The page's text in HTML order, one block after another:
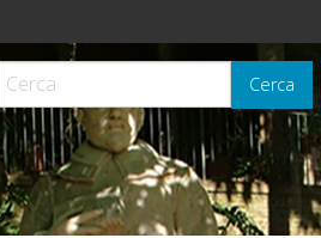
Cerca